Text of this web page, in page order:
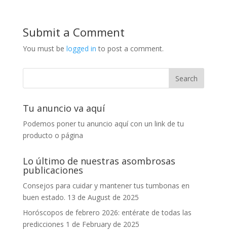
Submit a Comment
You must be logged in to post a comment.
Tu anuncio va aquí
Podemos poner tu anuncio aquí con un link de tu
producto o página
Lo último de nuestras asombrosas
publicaciones
Consejos para cuidar y mantener tus tumbonas en
buen estado. 13 de August de 2025
Horóscopos de febrero 2026: entérate de todas las
predicciones 1 de February de 2025